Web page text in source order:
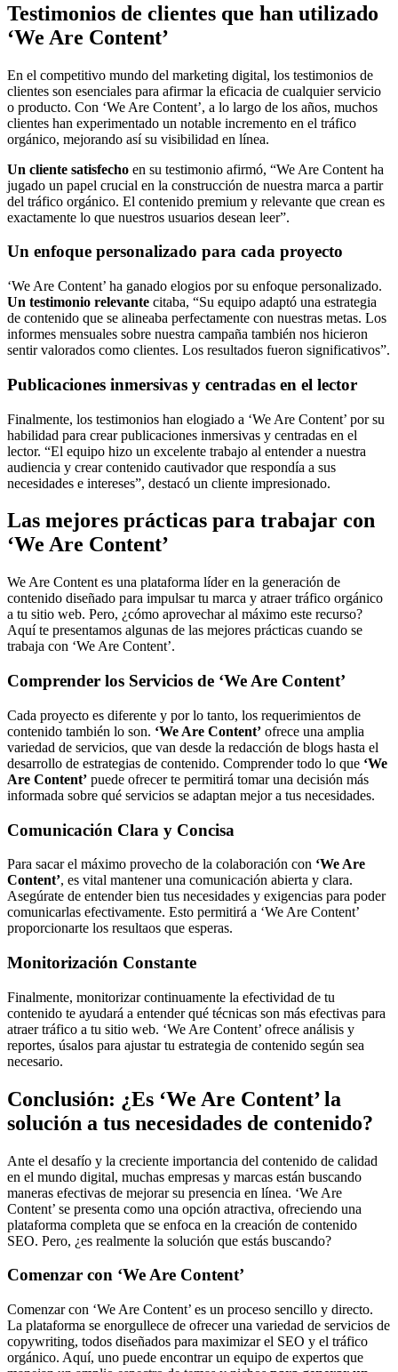
Testimonios de clientes que han utilizado
‘We Are Content’
En el competitivo mundo del marketing digital, los testimonios de
clientes son esenciales para afirmar la eficacia de cualquier servicio
o producto. Con ‘We Are Content’, a lo largo de los años, muchos
clientes han experimentado un notable incremento en el tráfico
orgánico, mejorando así su visibilidad en línea.
Un cliente satisfecho en su testimonio afirmó, “We Are Content ha
jugado un papel crucial en la construcción de nuestra marca a partir
del tráfico orgánico. El contenido premium y relevante que crean es
exactamente lo que nuestros usuarios desean leer”.
Un enfoque personalizado para cada proyecto
‘We Are Content’ ha ganado elogios por su enfoque personalizado.
Un testimonio relevante citaba, “Su equipo adaptó una estrategia
de contenido que se alineaba perfectamente con nuestras metas. Los
informes mensuales sobre nuestra campaña también nos hicieron
sentir valorados como clientes. Los resultados fueron significativos”.
Publicaciones inmersivas y centradas en el lector
Finalmente, los testimonios han elogiado a ‘We Are Content’ por su
habilidad para crear publicaciones inmersivas y centradas en el
lector. “El equipo hizo un excelente trabajo al entender a nuestra
audiencia y crear contenido cautivador que respondía a sus
necesidades e intereses”, destacó un cliente impresionado.
Las mejores prácticas para trabajar con
‘We Are Content’
We Are Content es una plataforma líder en la generación de
contenido diseñado para impulsar tu marca y atraer tráfico orgánico
a tu sitio web. Pero, ¿cómo aprovechar al máximo este recurso?
Aquí te presentamos algunas de las mejores prácticas cuando se
trabaja con ‘We Are Content’.
Comprender los Servicios de ‘We Are Content’
Cada proyecto es diferente y por lo tanto, los requerimientos de
contenido también lo son. ‘We Are Content’ ofrece una amplia
variedad de servicios, que van desde la redacción de blogs hasta el
desarrollo de estrategias de contenido. Comprender todo lo que ‘We
Are Content’ puede ofrecer te permitirá tomar una decisión más
informada sobre qué servicios se adaptan mejor a tus necesidades.
Comunicación Clara y Concisa
Para sacar el máximo provecho de la colaboración con ‘We Are
Content’, es vital mantener una comunicación abierta y clara.
Asegúrate de entender bien tus necesidades y exigencias para poder
comunicarlas efectivamente. Esto permitirá a ‘We Are Content’
proporcionarte los resultaos que esperas.
Monitorización Constante
Finalmente, monitorizar continuamente la efectividad de tu
contenido te ayudará a entender qué técnicas son más efectivas para
atraer tráfico a tu sitio web. ‘We Are Content’ ofrece análisis y
reportes, úsalos para ajustar tu estrategia de contenido según sea
necesario.
Conclusión: ¿Es ‘We Are Content’ la
solución a tus necesidades de contenido?
Ante el desafío y la creciente importancia del contenido de calidad
en el mundo digital, muchas empresas y marcas están buscando
maneras efectivas de mejorar su presencia en línea. ‘We Are
Content’ se presenta como una opción atractiva, ofreciendo una
plataforma completa que se enfoca en la creación de contenido
SEO. Pero, ¿es realmente la solución que estás buscando?
Comenzar con ‘We Are Content’
Comenzar con ‘We Are Content’ es un proceso sencillo y directo.
La plataforma se enorgullece de ofrecer una variedad de servicios de
copywriting, todos diseñados para maximizar el SEO y el tráfico
orgánico. Aquí, uno puede encontrar un equipo de expertos que